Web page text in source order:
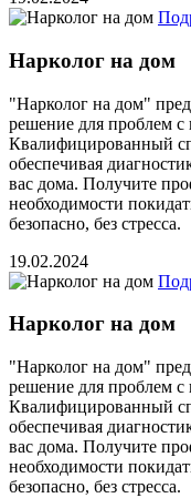
Нарколог на дом
"Нарколог на дом"
решение для проблем с
Квалифицированный
обеспечивая
вас дома. Получите
необходимости
безопасно, без стресса.
19.02.2024
Нарколог на дом
"Нарколог на дом"
решение для проблем с
Квалифицированный
обеспечивая
вас дома. Получите
необходимости
безопасно, без стресса.